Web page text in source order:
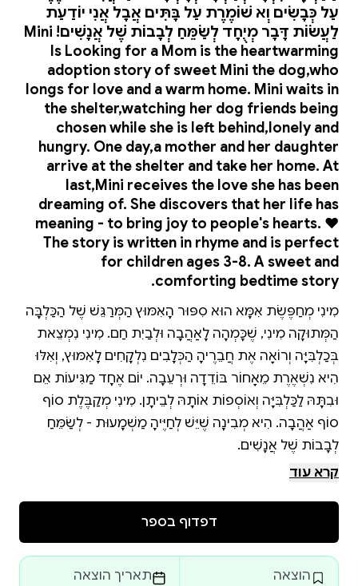
עַל כְּבָשִׂים וְלֹא שׁוֹמֶרֶת עַל בָּתִּים אֲבָל אֲנִי יוֹדַעַת
לַעֲשׂוֹת דָּבָר מְיֻחָד לְשַׂמֵּחַ לְבָבוֹת שֶׁל אֲנָשִׁים! Mini
Is Looking for a Mom is the heartwarming
adoption story of sweet Mini the dog,who
longs for love and a warm home. Mini waits in
the shelter,watching her dog friends being
chosen while she is left behind,lonely and
hungry. One day,a mother and her daughter
arrive at the shelter and take her home. At
last,Mini receives the love she has been
dreaming of. She discovers that her life has
meaning - to bring joy to people's hearts. ❤️
The story is written in rhyme and is perfect
for children ages 3-8. A sweet and
comforting bedtime story.
מִינִי מְחַפֶּשֶׂת אִמָּא הוּא סִפּוּר הָאִמּוּץ הַמְּרַגֵּשׁ שֶׁל הַכַּלְבָּה
הַמְּתוּקָה מִינִי, שֶׁכָּמְהָה לָאַהֲבָה וּלְבַיִת חַם. מִינִי נִמְצֵאת
בְּכַלְבִּיָּה וְרוֹאָה אֶת חֲבֵרֶיהָ הַכְּלָבִים נִלְקָחִים לָאִמּוּץ, וְאִלּוּ
הִיא נִשְׁאֶרֶת מֵאָחוֹר בּוֹדֵדָה וּרְעֵבָה. יוֹם אֶחָד מַגִּיעוֹת אֵם
וּבִתָּהּ לַכַּלְבִּיָּה וְאוֹסְפוֹת אוֹתָהּ לְבֵיתָן. מִינִי מְקַבֶּלֶת סוֹף
סוֹף אַהֲבָה. הִיא מְבִינָה שֶׁיֵּשׁ לְחַיֶּיהָ מַשְׁמָעוּת - לְשַׂמֵּחַ
בסיפור מיני עוברת תהליך של שינוי, מכלבה חסרת בטחון
קרא עוד
דפדוף בספר
הוצאה תאריך הוצאה